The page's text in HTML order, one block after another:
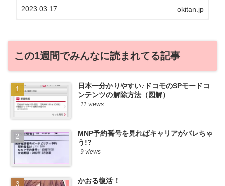
る自身も、そういう案件を常に狙ってます
okitan.jp
2023.03.17
この1週間でみんなに読まれてる記事
日本一分かりやすい♪ドコモのSPモードコ
ンテンツの解除方法（図解）
11 views
MNP予約番号を見ればキャリアがバレちゃ
う!?
9 views
かおる復活！